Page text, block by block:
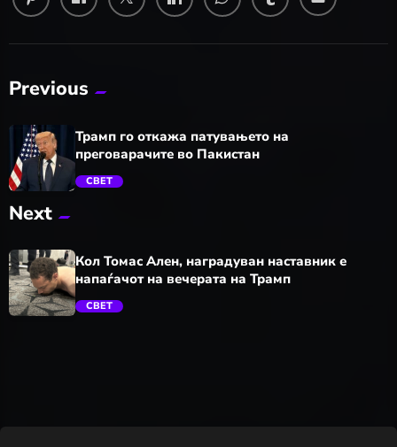
Previous
Трамп го откажа патувањето на
преговарачите во Пакистан
СВЕТ
Next
Кол Томас Ален, наградуван наставник е
напаѓачот на вечерата на Трамп
СВЕТ